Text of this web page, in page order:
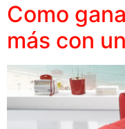
Como
más con